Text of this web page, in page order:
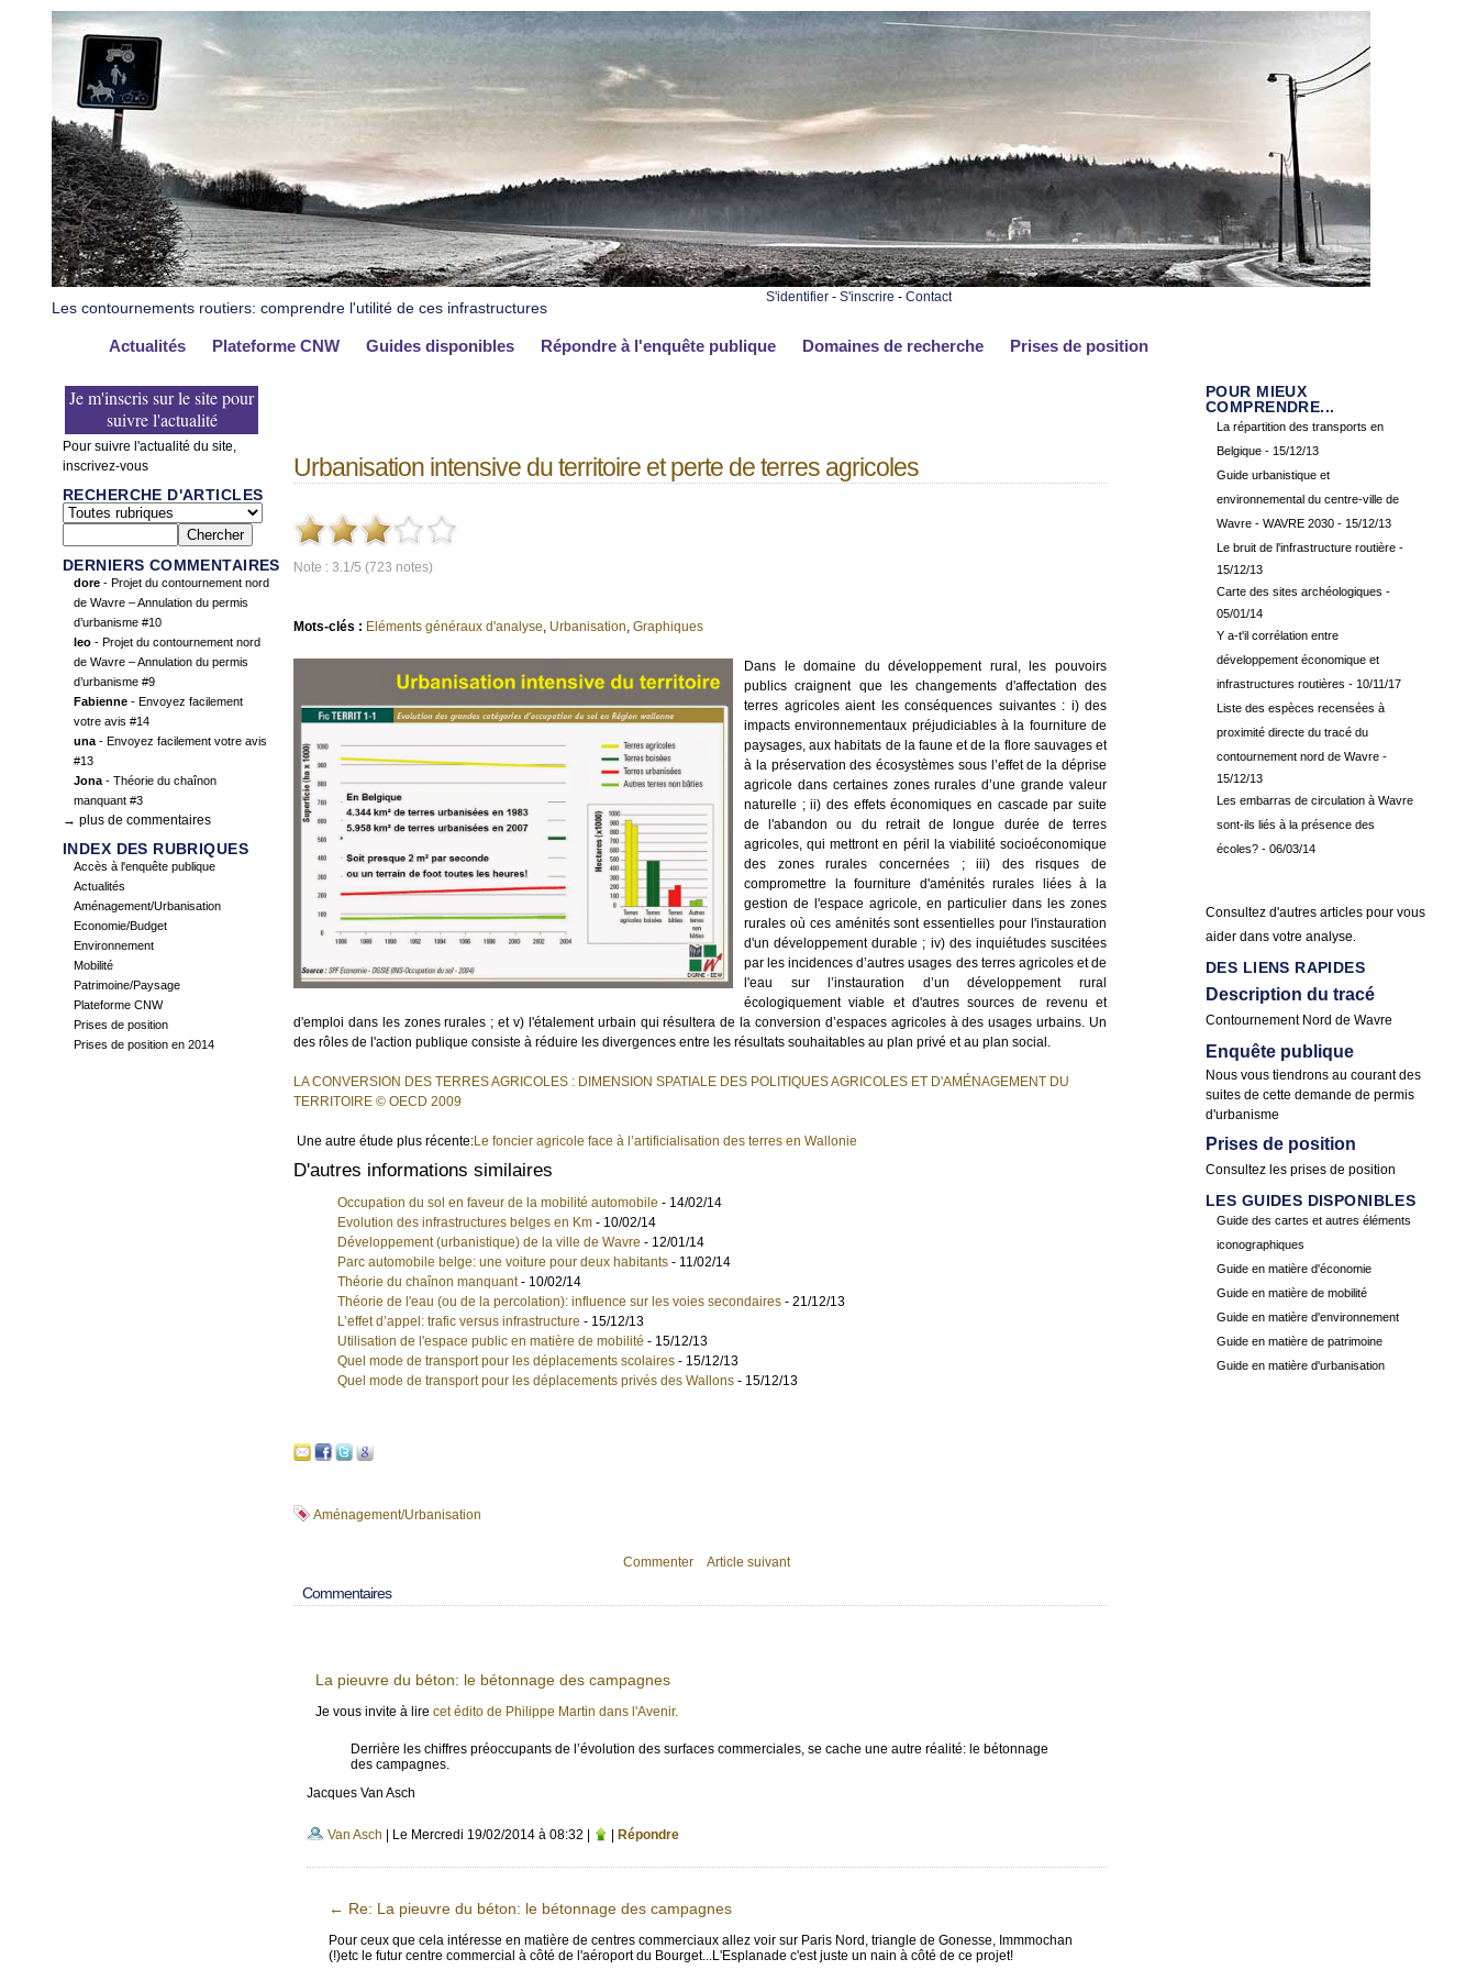
S'identifier - S'inscrire - Contact
Les contournements routiers: comprendre l'utilité de ces infrastructures
Actualités Plateforme CNW Guides disponibles Répondre à l'enquête publique Domaines de recherche Prises de position
Je m'inscris sur le site pour
suivre l'actualité
Pour suivre l'actualité du site,
inscrivez-vous
RECHERCHE D'ARTICLES
DERNIERS COMMENTAIRES
dore - Projet du contournement nord
de Wavre – Annulation du permis
d’urbanisme #10
leo - Projet du contournement nord
de Wavre – Annulation du permis
d’urbanisme #9
Fabienne - Envoyez facilement
votre avis #14
una - Envoyez facilement votre avis
#13
Jona - Théorie du chaînon
manquant #3
→ plus de commentaires
INDEX DES RUBRIQUES
Accès à l'enquête publique
Actualités
Aménagement/Urbanisation
Economie/Budget
Environnement
Mobilité
Patrimoine/Paysage
Plateforme CNW
Prises de position
Prises de position en 2014
Urbanisation intensive du territoire et perte de terres agricoles
Note : 3.1/5 (723 notes)
Mots-clés : Eléments généraux d'analyse, Urbanisation, Graphiques
Dans le domaine du développement rural, les pouvoirs
publics craignent que les changements d'affectation des
terres agricoles aient les conséquences suivantes : i) des
impacts environnementaux préjudiciables à la fourniture de
paysages, aux habitats de la faune et de la flore sauvages et
à la préservation des écosystèmes sous l’effet de la déprise
agricole dans certaines zones rurales d’une grande valeur
naturelle ; ii) des effets économiques en cascade par suite
de l'abandon ou du retrait de longue durée de terres
agricoles, qui mettront en péril la viabilité socioéconomique
des zones rurales concernées ; iii) des risques de
compromettre la fourniture d'aménités rurales liées à la
gestion de l'espace agricole, en particulier dans les zones
rurales où ces aménités sont essentielles pour l'instauration
d'un développement durable ; iv) des inquiétudes suscitées
par les incidences d’autres usages des terres agricoles et de
l'eau sur l’instauration d’un développement rural
écologiquement viable et d'autres sources de revenu et
d'emploi dans les zones rurales ; et v) l'étalement urbain qui résultera de la conversion d’espaces agricoles à des usages urbains. Un
des rôles de l'action publique consiste à réduire les divergences entre les résultats souhaitables au plan privé et au plan social.
LA CONVERSION DES TERRES AGRICOLES : DIMENSION SPATIALE DES POLITIQUES AGRICOLES ET D'AMÉNAGEMENT DU
TERRITOIRE © OECD 2009
Une autre étude plus récente:Le foncier agricole face à l’artificialisation des terres en Wallonie
D'autres informations similaires
Occupation du sol en faveur de la mobilité automobile - 14/02/14
Evolution des infrastructures belges en Km - 10/02/14
Développement (urbanistique) de la ville de Wavre - 12/01/14
Parc automobile belge: une voiture pour deux habitants - 11/02/14
Théorie du chaînon manquant- 10/02/14
Théorie de l'eau (ou de la percolation): influence sur les voies secondaires - 21/12/13
L’effet d’appel: trafic versus infrastructure - 15/12/13
Utilisation de l'espace public en matière de mobilité - 15/12/13
Quel mode de transport pour les déplacements scolaires - 15/12/13
Quel mode de transport pour les déplacements privés des Wallons - 15/12/13
Aménagement/Urbanisation
Commenter Article suivant
Commentaires
La pieuvre du béton: le bétonnage des campagnes
Je vous invite à lire cet édito de Philippe Martin dans l'Avenir.
Derrière les chiffres préoccupants de l’évolution des surfaces commerciales, se cache une autre réalité: le bétonnage
des campagnes.
Jacques Van Asch
Van Asch | Le Mercredi 19/02/2014 à 08:32 | Répondre
← Re: La pieuvre du béton: le bétonnage des campagnes
Pour ceux que cela intéresse en matière de centres commerciaux allez voir sur Paris Nord, triangle de Gonesse, Immmochan
(!)etc le futur centre commercial à côté de l'aéroport du Bourget...L'Esplanade c'est juste un nain à côté de ce projet!
POUR MIEUX
COMPRENDRE...
La répartition des transports en
Belgique - 15/12/13
Guide urbanistique et
environnemental du centre-ville de
Wavre - WAVRE 2030 - 15/12/13
Le bruit de l'infrastructure routière -
15/12/13
Carte des sites archéologiques -
05/01/14
Y a-t'il corrélation entre
développement économique et
infrastructures routières - 10/11/17
Liste des espèces recensées à
proximité directe du tracé du
contournement nord de Wavre -
15/12/13
Les embarras de circulation à Wavre
sont-ils liés à la présence des
écoles? - 06/03/14
Consultez d'autres articles pour vous
aider dans votre analyse.
DES LIENS RAPIDES
Description du tracé
Contournement Nord de Wavre
Enquête publique
Nous vous tiendrons au courant des
suites de cette demande de permis
d'urbanisme
Prises de position
Consultez les prises de position
LES GUIDES DISPONIBLES
Guide des cartes et autres éléments
iconographiques
Guide en matière d'économie
Guide en matière de mobilité
Guide en matière d'environnement
Guide en matière de patrimoine
Guide en matière d'urbanisation